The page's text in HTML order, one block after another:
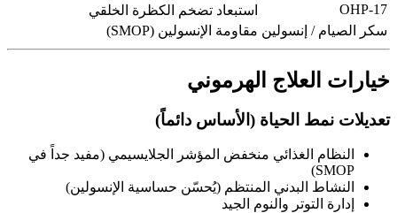
17-OHP
استبعاد تضخم الكظرة الخلقي
سكر الصيام / إنسولين مقاومة الإنسولين (SMOP)
خيارات العلاج الهرموني
تعديلات نمط الحياة (الأساس دائماً)
النظام الغذائي منخفض المؤشر الجلايسيمي (مفيد جداً في
SMOP)
النشاط البدني المنتظم (يُحسّن حساسية الإنسولين)
إدارة التوتر والنوم الجيد